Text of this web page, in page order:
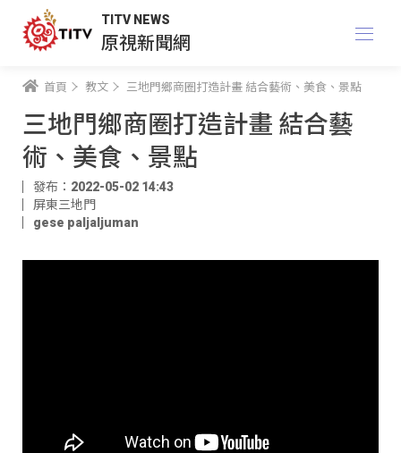
TITV NEWS
原視新聞網
首頁 教文 三地門鄉商圈打造計畫 結合藝術、美食、景點
三地門鄉商圈打造計畫 結合藝
術、美食、景點
發布：2022-05-02 14:43
屏東三地門
gese paljaljuman